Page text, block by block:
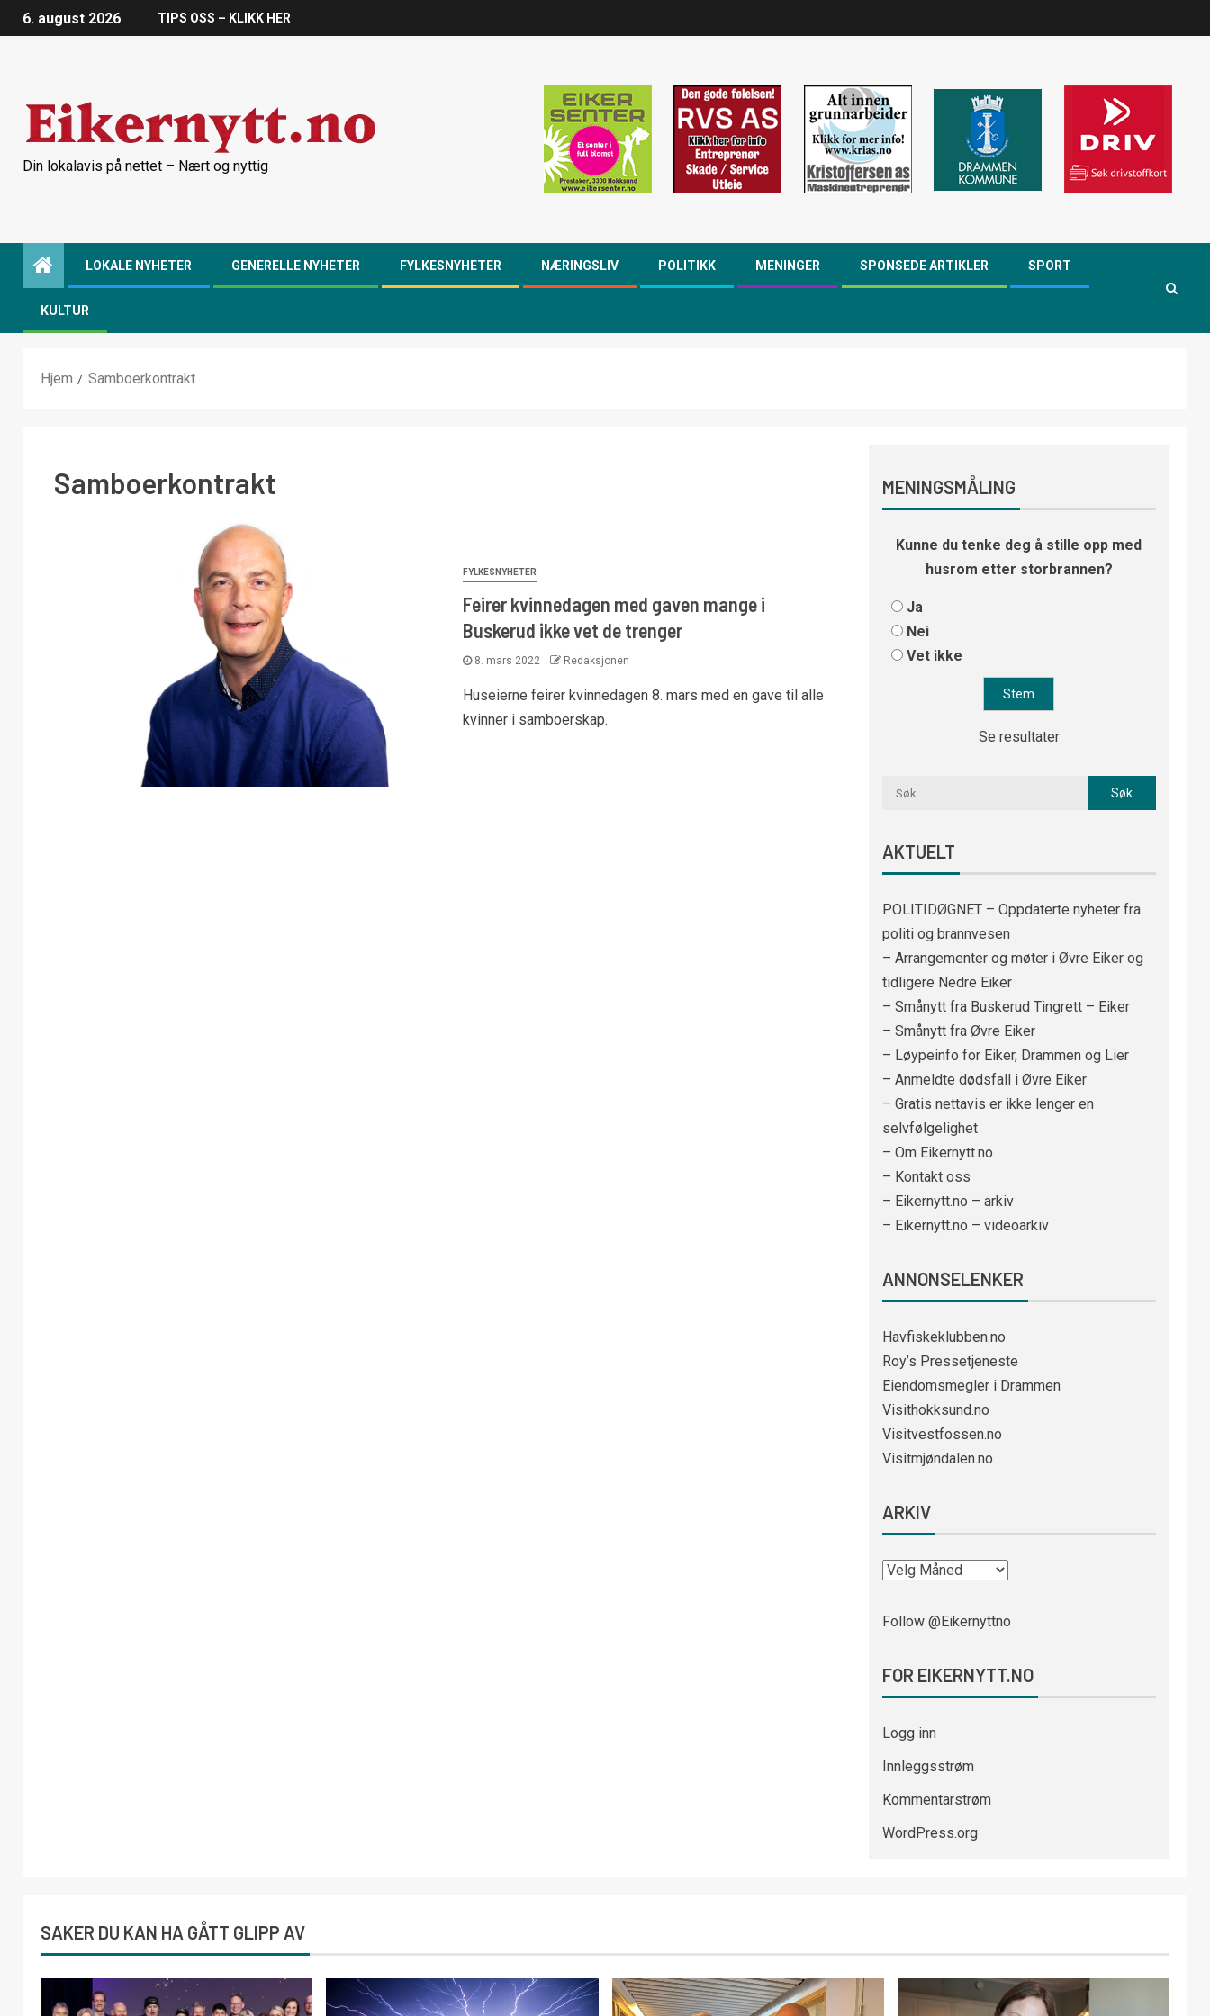
6. august 2026 TIPS OSS – KLIKK HER
Din lokalavis på nettet – Nært og nyttig
LOKALE NYHETER GENERELLE NYHETER FYLKESNYHETER NÆRINGSLIV POLITIKK MENINGER SPONSEDE ARTIKLER SPORT
KULTUR
Hjem Samboerkontrakt
Samboerkontrakt
FYLKESNYHETER
Feirer kvinnedagen med gaven mange i
Buskerud ikke vet de trenger
8. mars 2022 Redaksjonen
Huseierne feirer kvinnedagen 8. mars med en gave til alle
kvinner i samboerskap.
MENINGSMÅLING
Kunne du tenke deg å stille opp med
husrom etter storbrannen?
Ja
Nei
Vet ikke
Se resultater
AKTUELT
POLITIDØGNET – Oppdaterte nyheter fra
politi og brannvesen
– Arrangementer og møter i Øvre Eiker og
tidligere Nedre Eiker
– Smånytt fra Buskerud Tingrett – Eiker
– Smånytt fra Øvre Eiker
– Løypeinfo for Eiker, Drammen og Lier
– Anmeldte dødsfall i Øvre Eiker
– Gratis nettavis er ikke lenger en
selvfølgelighet
– Om Eikernytt.no
– Kontakt oss
– Eikernytt.no – arkiv
– Eikernytt.no – videoarkiv
ANNONSELENKER
Havfiskeklubben.no
Roy’s Pressetjeneste
Eiendomsmegler i Drammen
Visithokksund.no
Visitvestfossen.no
Visitmjøndalen.no
ARKIV
Follow @Eikernyttno
FOR EIKERNYTT.NO
Logg inn
Innleggsstrøm
Kommentarstrøm
WordPress.org
SAKER DU KAN HA GÅTT GLIPP AV